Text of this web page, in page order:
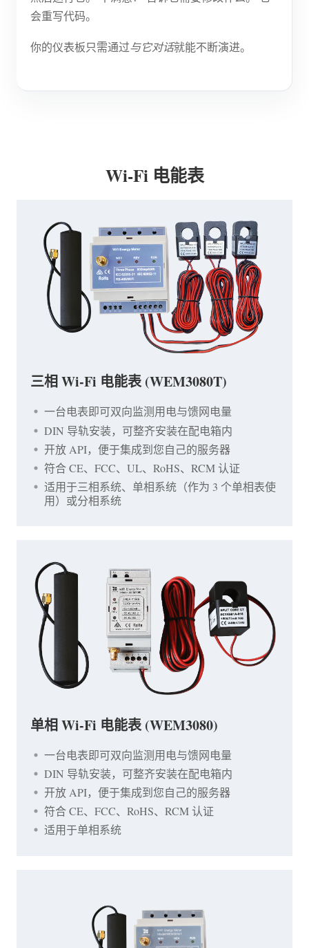
会重写代码。
你的仪表板只需通过与它对话就能不断演进。
Wi-Fi 电能表
三相 Wi-Fi 电能表 (WEM3080T)
一台电表即可双向监测用电与馈网电量
DIN 导轨安装，可整齐安装在配电箱内
开放 API，便于集成到您自己的服务器
符合 CE、FCC、UL、RoHS、RCM 认证
适用于三相系统、单相系统（作为 3 个单相表使
用）或分相系统
单相 Wi-Fi 电能表 (WEM3080)
一台电表即可双向监测用电与馈网电量
DIN 导轨安装，可整齐安装在配电箱内
开放 API，便于集成到您自己的服务器
符合 CE、FCC、RoHS、RCM 认证
适用于单相系统